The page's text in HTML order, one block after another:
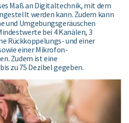
Maß an Digitaltechnik, mit dem
werden kann. Zudem kann
und Umgebungsgeräuschen
bei 4 Kanälen, 3
Rückkoppelungs- und einer
einer Mikrofon-
Zudem ist eine
zu 75 Dezibel gegeben.